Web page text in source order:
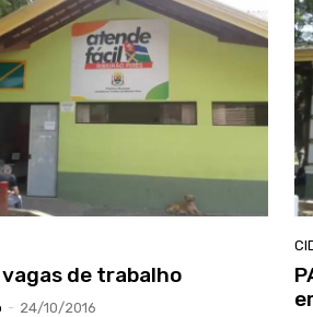
vagas de trabalho
- 24/10/2016